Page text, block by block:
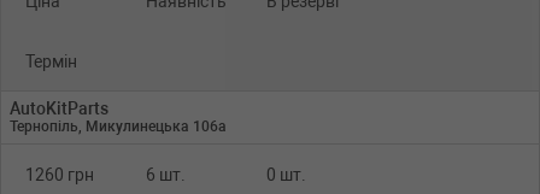
Термін
AutoKitParts
Тернопіль, Микулинецька 106а
1260 грн 6 шт. 0 шт.